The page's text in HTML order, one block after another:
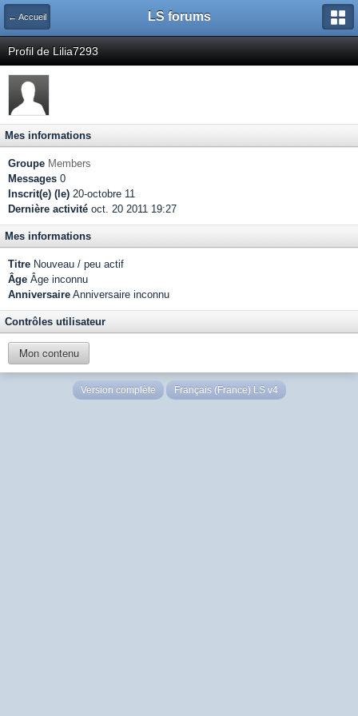
← Accueil LS forums
Profil de Lilia7293
Mes informations
Groupe Members
Messages 0
Inscrit(e) (le) 20-octobre 11
Dernière activité oct. 20 2011 19:27
Mes informations
Titre Nouveau / peu actif
Âge Âge inconnu
Anniversaire Anniversaire inconnu
Contrôles utilisateur
Mon contenu
Version complète Français (France) LS v4